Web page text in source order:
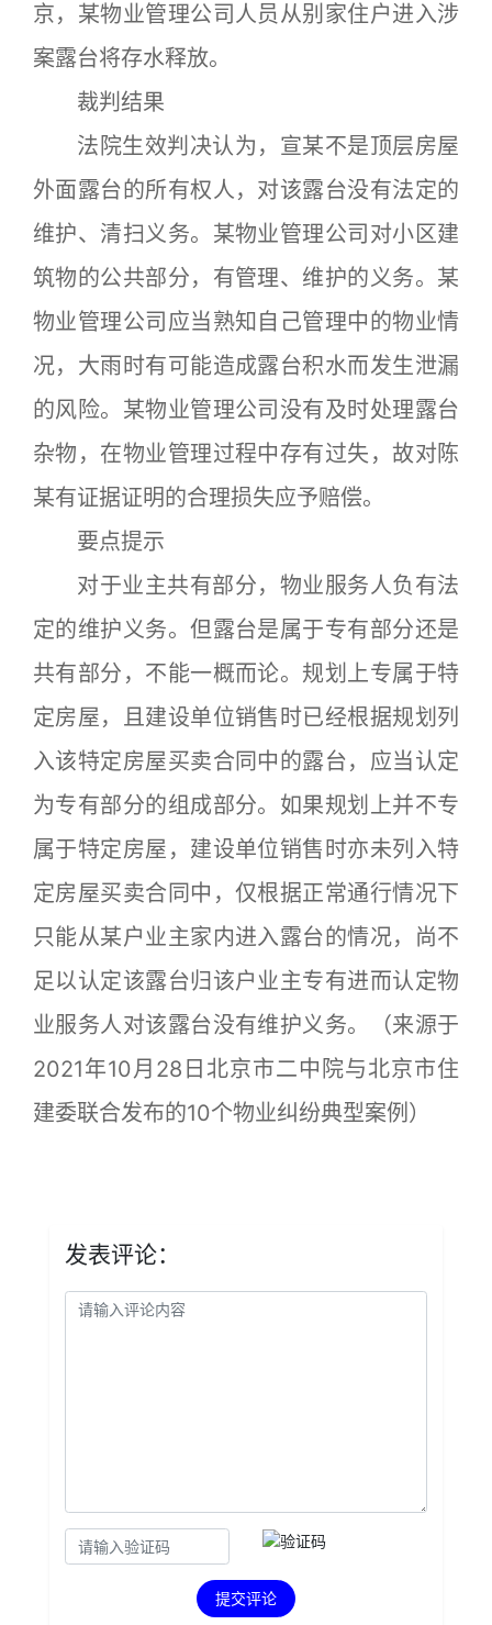
京，某物业管理公司人员从别家住户进入涉
案露台将存水释放。
裁判结果
法院生效判决认为，宣某不是顶层房屋
外面露台的所有权人，对该露台没有法定的
维护、清扫义务。某物业管理公司对小区建
筑物的公共部分，有管理、维护的义务。某
物业管理公司应当熟知自己管理中的物业情
况，大雨时有可能造成露台积水而发生泄漏
的风险。某物业管理公司没有及时处理露台
杂物，在物业管理过程中存有过失，故对陈
某有证据证明的合理损失应予赔偿。
要点提示
对于业主共有部分，物业服务人负有法
定的维护义务。但露台是属于专有部分还是
共有部分，不能一概而论。规划上专属于特
定房屋，且建设单位销售时已经根据规划列
入该特定房屋买卖合同中的露台，应当认定
为专有部分的组成部分。如果规划上并不专
属于特定房屋，建设单位销售时亦未列入特
定房屋买卖合同中，仅根据正常通行情况下
只能从某户业主家内进入露台的情况，尚不
足以认定该露台归该户业主专有进而认定物
业服务人对该露台没有维护义务。
（来源于
2021年10月28日北京市二中院与北京市住
建委联合发布的10个物业纠纷典型案例）
发表评论：
提交评论